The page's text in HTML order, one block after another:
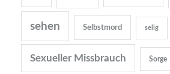
sehen Selbstmord selig
Sexueller Missbrauch Sorge